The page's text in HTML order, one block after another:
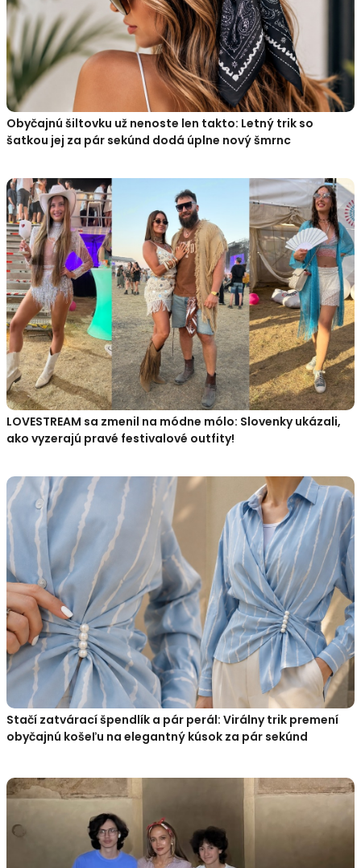
Obyčajnú šiltovku už nenoste len takto: Letný trik so
šatkou jej za pár sekúnd dodá úplne nový šmrnc
LOVESTREAM sa zmenil na módne mólo: Slovenky ukázali,
ako vyzerajú pravé festivalové outfity!
Stačí zatvárací špendlík a pár perál: Virálny trik premení
obyčajnú košeľu na elegantný kúsok za pár sekúnd